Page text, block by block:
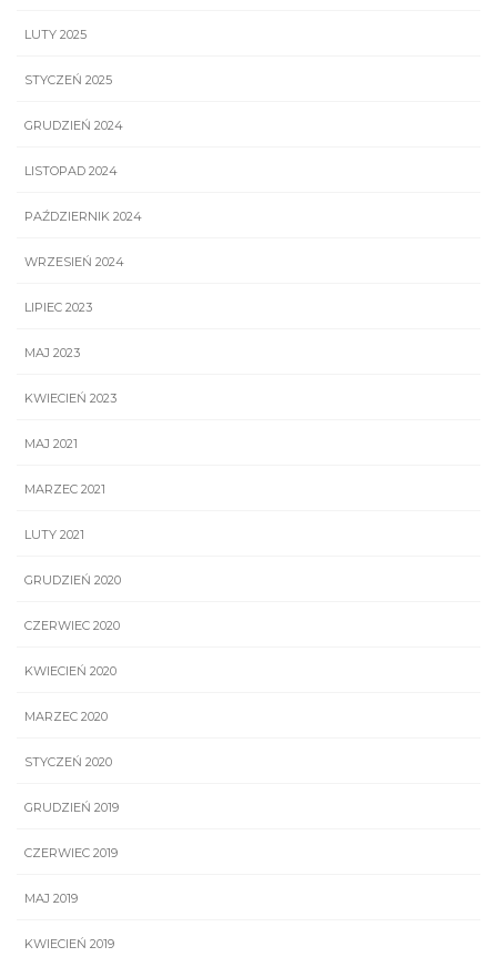
LUTY 2025
STYCZEŃ 2025
GRUDZIEŃ 2024
LISTOPAD 2024
PAŹDZIERNIK 2024
WRZESIEŃ 2024
LIPIEC 2023
MAJ 2023
KWIECIEŃ 2023
MAJ 2021
MARZEC 2021
LUTY 2021
GRUDZIEŃ 2020
CZERWIEC 2020
KWIECIEŃ 2020
MARZEC 2020
STYCZEŃ 2020
GRUDZIEŃ 2019
CZERWIEC 2019
MAJ 2019
KWIECIEŃ 2019